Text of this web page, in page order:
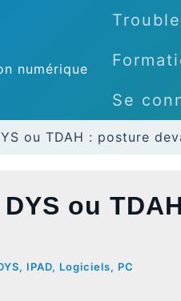
numérique
Se
ou TDAH : posture
ou
, IPAD, Logiciels, PC